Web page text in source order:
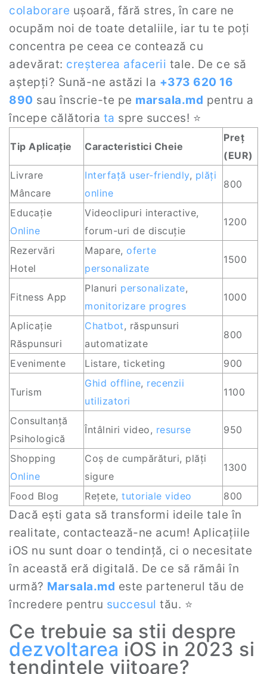
colaborare ușoară, fără stres, în care ne
ocupăm noi de toate detaliile, iar tu te poți
concentra pe ceea ce contează cu
adevărat: creșterea afacerii tale. De ce să
aștepți? Sună-ne astăzi la +373 620 16
890 sau înscrie-te pe marsala.md pentru a
începe călătoria ta spre succes! ⭐
Tip Aplicație Caracteristici Cheie
Preț
(EUR)
Livrare
Mâncare
Interfață user-friendly, plăți
online
800
Educație
Online
Videoclipuri interactive,
forum-uri de discuție
1200
Rezervări
Hotel
Mapare, oferte
personalizate
1500
Fitness App
Planuri personalizate,
monitorizare progres
1000
Aplicație
Răspunsuri
Chatbot, răspunsuri
automatizate
800
Evenimente Listare, ticketing 900
Turism
Ghid offline, recenzii
utilizatori
1100
Consultanță
Psihologică
Întâlniri video, resurse 950
Shopping
Online
Coș de cumpărături, plăți
sigure
1300
Food Blog Rețete, tutoriale video 800
Dacă ești gata să transformi ideile tale în
realitate, contactează-ne acum! Aplicațiile
iOS nu sunt doar o tendință, ci o necesitate
în această eră digitală. De ce să rămâi în
urmă? Marsala.md este partenerul tău de
încredere pentru succesul tău. ⭐
Ce trebuie sa stii despre
dezvoltarea iOS in 2023 si
tendintele viitoare?